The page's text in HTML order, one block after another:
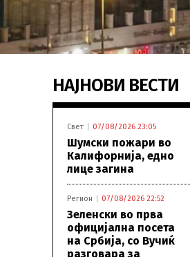
НАЈНОВИ ВЕСТИ
Свет 07/08/2026 23:05
Шумски пожари во
Калифорнија, едно
лице загина
Регион 07/08/2026 22:52
Зеленски во прва
официјална посета
на Србија, со Вучиќ
разговара за